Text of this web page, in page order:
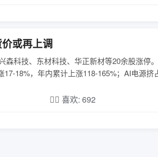
或再上调
科技、东材科技、华正新材等20余股涨停
18%，年内累计上涨118-165%；AI电源挤
❤️‍🔥 喜欢: 692